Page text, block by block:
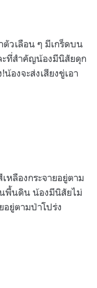
ตัวเลือน ๆ มีเกร็ดบน
ะที่สำคัญน้องมีนิสัยดุก
องจะส่งเสียงขู่เอา
หลืองกระจายอยู่ตาม
พื้นดิน น้องมีนิสัยไม่
อยู่ตามป่าโปร่ง